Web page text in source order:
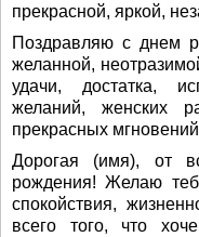
прекрасной, яркой,
Поздравляю с днем
желанной,
удачи, достатка,
желаний, женских
прекрасных
Дорогая (имя), от
рождения! Желаю
спокойствия,
всего того, что